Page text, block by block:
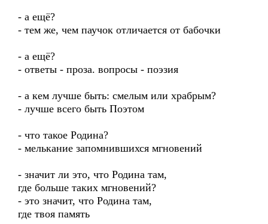
- а ещё?
- тем же, чем паучок отличается от бабочки
- а ещё?
- ответы - проза. вопросы - поэзия
- а кем лучше быть: смелым или храбрым?
- лучше всего быть Поэтом
- что такое Родина?
- мелькание запомнившихся мгновений
- значит ли это, что Родина там,
где больше таких мгновений?
- это значит, что Родина там,
где твоя память